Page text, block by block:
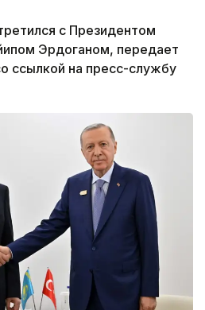
с Президентом
Эрдоганом, передает
ссылкой на пресс-службу